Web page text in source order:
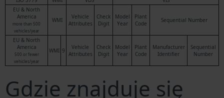
EU & North
America
more than 500
vehicles/year
WMI
Vehicle
Attributes
Check
Digit
Model
Year
Plant
Code
Sequential Number
EU & North
America
500 or fewer
vehicles/year
WMI 9
Vehicle
Attributes
Check
Digit
Model
Year
Plant
Code
Manufacturer
Identifier
Sequential
Number
Gdzie znajduje się